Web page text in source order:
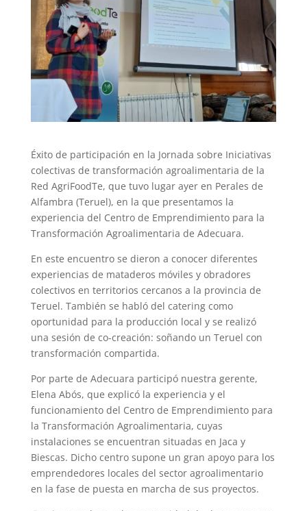
Éxito de participación en la Jornada sobre Iniciativas
colectivas de transformación agroalimentaria de la
Red AgriFoodTe, que tuvo lugar ayer en Perales de
Alfambra (Teruel), en la que presentamos la
experiencia del Centro de Emprendimiento para la
Transformación Agroalimentaria de Adecuara.
En este encuentro se dieron a conocer diferentes
experiencias de mataderos móviles y obradores
colectivos en territorios cercanos a la provincia de
Teruel. También se habló del catering como
oportunidad para la producción local y se realizó
una sesión de co-creación: soñando un Teruel con
transformación compartida.
Por parte de Adecuara participó nuestra gerente,
Elena Abós, que explicó la experiencia y el
funcionamiento del Centro de Emprendimiento para
la Transformación Agroalimentaria, cuyas
instalaciones se encuentran situadas en Jaca y
Biescas. Dicho centro supone un gran apoyo para los
emprendedores locales del sector agroalimentario
en la fase de puesta en marcha de sus proyectos.